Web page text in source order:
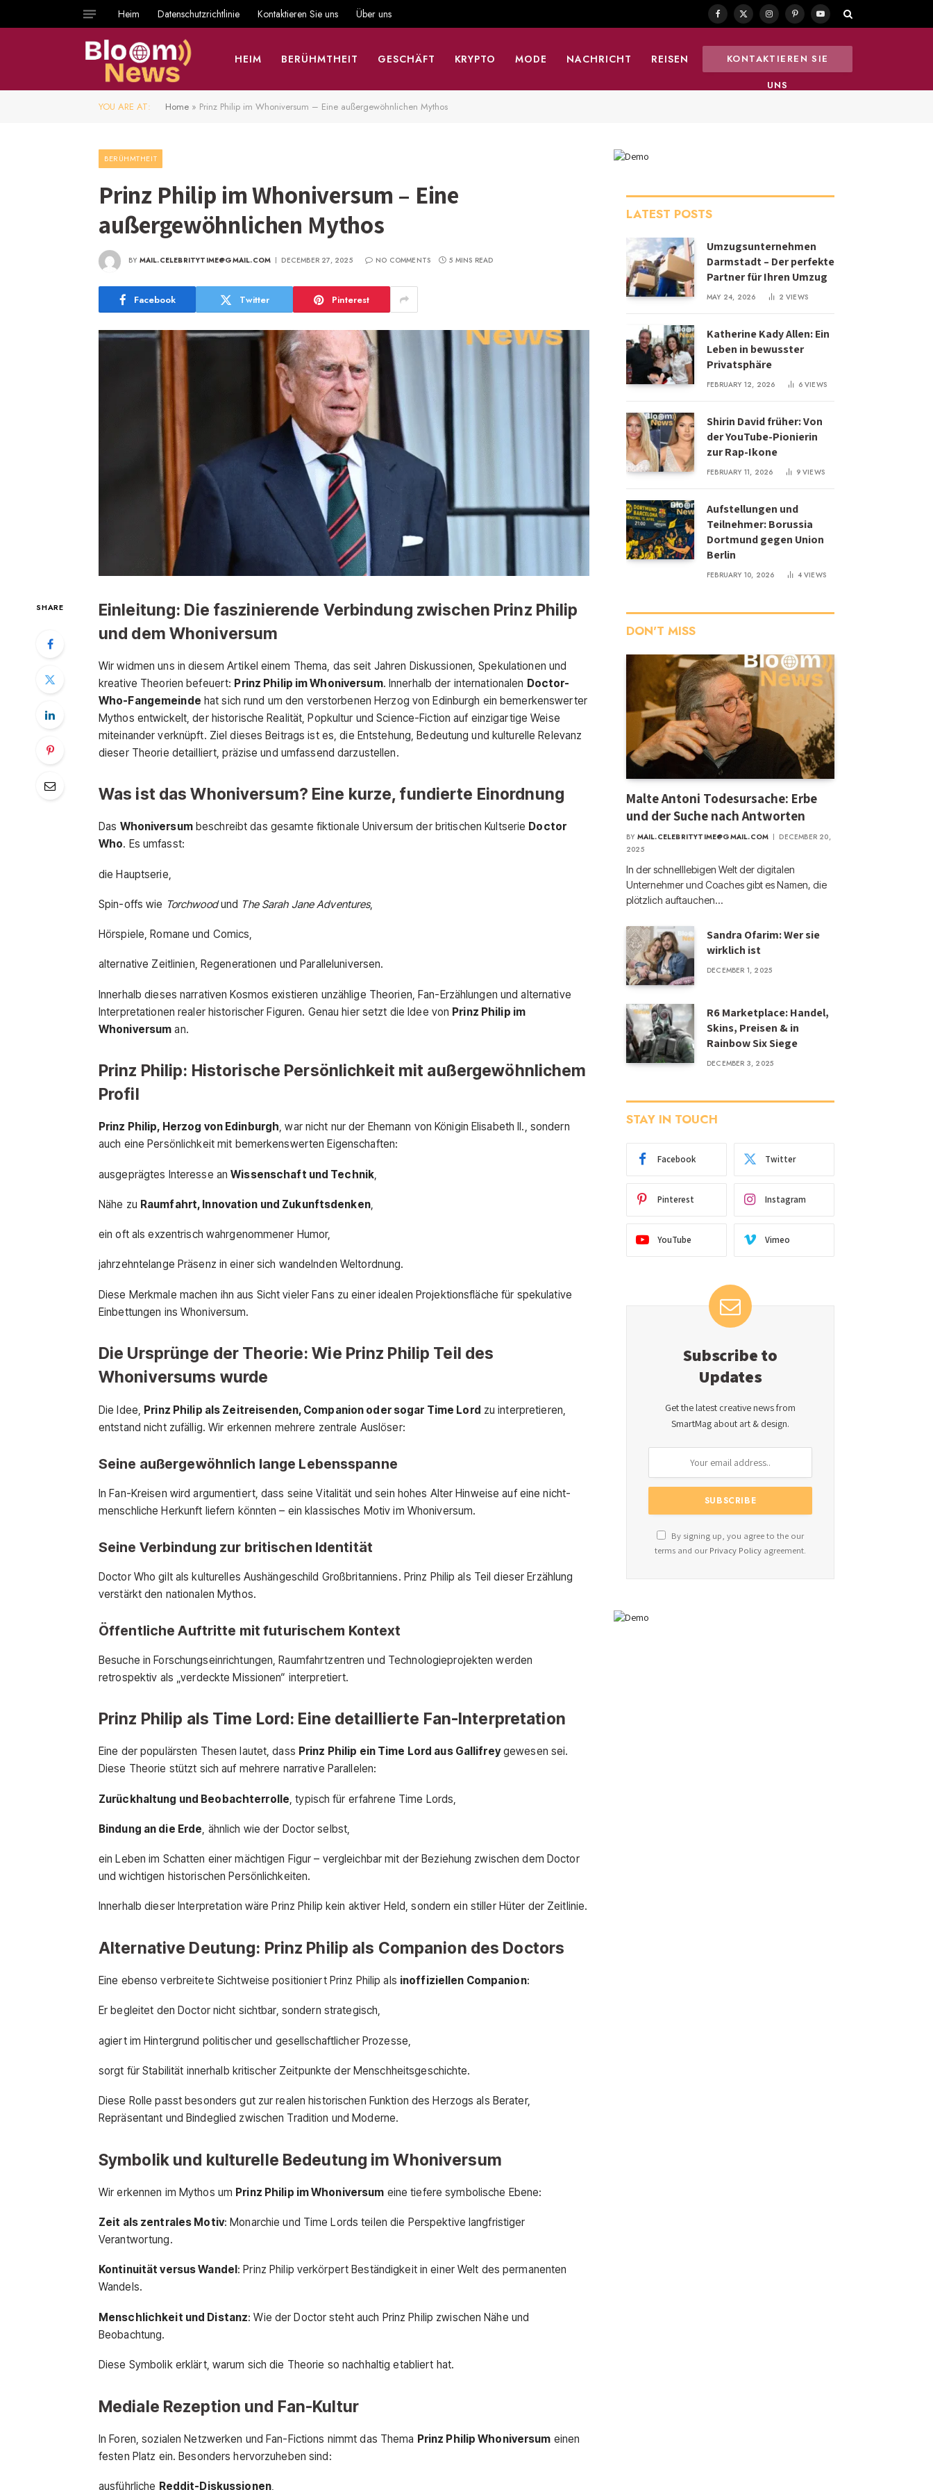
Heim Datenschutzrichtlinie Kontaktieren Sie uns Über uns Facebook
X
InstagramPinterestYouTube
HEIM BERÜHMTHEIT GESCHÄFT KRYPTO MODE NACHRICHT REISEN
KONTAKTIEREN SIE
UNS
YOU ARE AT:
Home » Prinz Philip im Whoniversum – Eine außergewöhnlichen Mythos
BERÜHMTHEIT
Prinz Philip im Whoniversum – Eine
außergewöhnlichen Mythos
BY MAIL.CELEBRITYTIME@GMAIL.COM DECEMBER 27, 2025 NO COMMENTS 5 MINS READ
Facebook Twitter Pinterest
SHARE
Einleitung: Die faszinierende Verbindung zwischen Prinz Philip
und dem Whoniversum
Wir widmen uns in diesem Artikel einem Thema, das seit Jahren Diskussionen, Spekulationen und
kreative Theorien befeuert: Prinz Philip im Whoniversum. Innerhalb der internationalen Doctor-
Who-Fangemeinde hat sich rund um den verstorbenen Herzog von Edinburgh ein bemerkenswerter
Mythos entwickelt, der historische Realität, Popkultur und Science-Fiction auf einzigartige Weise
miteinander verknüpft. Ziel dieses Beitrags ist es, die Entstehung, Bedeutung und kulturelle Relevanz
dieser Theorie detailliert, präzise und umfassend darzustellen.
Was ist das Whoniversum? Eine kurze, fundierte Einordnung
Das Whoniversumbeschreibt das gesamte fiktionale Universum der britischen Kultserie Doctor
Who. Es umfasst:
die Hauptserie,
Spin-offs wie Torchwoodund The Sarah Jane Adventures,
Hörspiele, Romane und Comics,
alternative Zeitlinien, Regenerationen und Paralleluniversen.
Innerhalb dieses narrativen Kosmos existieren unzählige Theorien, Fan-Erzählungen und alternative
Interpretationen realer historischer Figuren. Genau hier setzt die Idee von Prinz Philip im
Whoniversum an.
Prinz Philip: Historische Persönlichkeit mit außergewöhnlichem
Profil
Prinz Philip, Herzog von Edinburgh, war nicht nur der Ehemann von Königin Elisabeth II., sondern
auch eine Persönlichkeit mit bemerkenswerten Eigenschaften:
ausgeprägtes Interesse anWissenschaft und Technik
Nähe zu Raumfahrt, Innovation und Zukunftsdenken,
ein oft als exzentrisch wahrgenommener Humor,
jahrzehntelange Präsenz in einer sich wandelnden Weltordnung.
Diese Merkmale machen ihn aus Sicht vieler Fans zu einer idealen Projektionsfläche für spekulative
Einbettungen ins Whoniversum.
Die Ursprünge der Theorie: Wie Prinz Philip Teil des
Whoniversums wurde
Die Idee, Prinz Philip als Zeitreisenden, Companion oder sogar Time Lord zu interpretieren,
entstand nicht zufällig. Wir erkennen mehrere zentrale Auslöser:
Seine außergewöhnlich lange Lebensspanne
In Fan-Kreisen wird argumentiert, dass seine Vitalität und sein hohes Alter Hinweise auf eine nicht-
menschliche Herkunft liefern könnten – ein klassisches Motiv im Whoniversum.
Seine Verbindung zur britischen Identität
Doctor Who gilt als kulturelles Aushängeschild Großbritanniens. Prinz Philip als Teil dieser Erzählung
verstärkt den nationalen Mythos.
Öffentliche Auftritte mit futurischem Kontext
Besuche in Forschungseinrichtungen, Raumfahrtzentren und Technologieprojekten werden
retrospektiv als „verdeckte Missionen“ interpretiert.
Prinz Philip als Time Lord: Eine detaillierte Fan-Interpretation
Eine der populärsten Thesen lautet, dass Prinz Philip ein Time Lord aus Gallifreygewesen sei.
Diese Theorie stützt sich auf mehrere narrative Parallelen:
Zurückhaltung und Beobachterrolle , typisch für erfahrene Time Lords,
Bindung an die Erde, ähnlich wie der Doctor selbst,
ein Leben im Schatten einer mächtigen Figur – vergleichbar mit der Beziehung zwischen dem Doctor
und wichtigen historischen Persönlichkeiten.
Innerhalb dieser Interpretation wäre Prinz Philip kein aktiver Held, sondern ein stiller Hüter der Zeitlinie.
Alternative Deutung: Prinz Philip als Companion des Doctors
Eine ebenso verbreitete Sichtweise positioniert Prinz Philip als inoffiziellen Companion:
Er begleitet den Doctor nicht sichtbar, sondern strategisch,
agiert im Hintergrund politischer und gesellschaftlicher Prozesse,
sorgt für Stabilität innerhalb kritischer Zeitpunkte der Menschheitsgeschichte.
Diese Rolle passt besonders gut zur realen historischen Funktion des Herzogs als Berater,
Repräsentant und Bindeglied zwischen Tradition und Moderne.
Symbolik und kulturelle Bedeutung im Whoniversum
Wir erkennen im Mythos um Prinz Philip im Whoniversum eine tiefere symbolische Ebene:
Zeit als zentrales Motiv: Monarchie und Time Lords teilen die Perspektive langfristiger
Verantwortung.
Kontinuität versus Wandel : Prinz Philip verkörpert Beständigkeit in einer Welt des permanenten
Wandels.
Menschlichkeit und Distanz: Wie der Doctor steht auch Prinz Philip zwischen Nähe und
Beobachtung.
Diese Symbolik erklärt, warum sich die Theorie so nachhaltig etabliert hat.
Mediale Rezeption und Fan-Kultur
In Foren, sozialen Netzwerken und Fan-Fictions nimmt das Thema Prinz Philip Whoniversum einen
festen Platz ein. Besonders hervorzuheben sind:
ausführliche Reddit-Diskussionen,
LATEST POSTS
Umzugsunternehmen
Darmstadt – Der perfekte
Partner für Ihren Umzug
MAY 24, 2026 2VIEWS
Katherine Kady Allen: Ein
Leben in bewusster
Privatsphäre
FEBRUARY 12, 2026 6VIEWS
Shirin David früher: Von
der YouTube-Pionierin
zur Rap-Ikone
FEBRUARY 11, 2026 9VIEWS
Aufstellungen und
Teilnehmer: Borussia
Dortmund gegen Union
Berlin
FEBRUARY 10, 2026 4VIEWS
DON'T MISS
Malte Antoni Todesursache: Erbe
und der Suche nach Antworten
BY MAIL.CELEBRITYTIME@GMAIL.COM
DECEMBER 20,
2025
In der schnelllebigen Welt der digitalen
Unternehmer und Coaches gibt es Namen, die
plötzlich auftauchen…
Sandra Ofarim: Wer sie
wirklich ist
DECEMBER 1, 2025
R6 Marketplace: Handel,
Skins, Preisen & in
Rainbow Six Siege
DECEMBER 3, 2025
STAY IN TOUCH
Facebook Twitter
Pinterest Instagram
YouTube Vimeo
Subscribe to
Updates
Get the latest creative news from
SmartMag about art & design.
By signing up, you agree to the our
terms and ourPrivacy Policy agreement.